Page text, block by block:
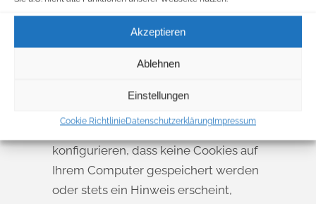
Akzeptieren
Ablehnen
Einstellungen
Cookie RichtlinieDatenschutzerklärungImpressum
Daten sind für die genannten Zwecke
zur Wahrung unserer berechtigten
Interessen sowie der Dritter nach Art.
6 Abs. 1 S. 1 lit. f DSGVO erforderlich.
Die meisten Browser akzeptieren
konfigurieren, dass keine Cookies auf
Ihrem Computer gespeichert werden
oder stets ein Hinweis erscheint,